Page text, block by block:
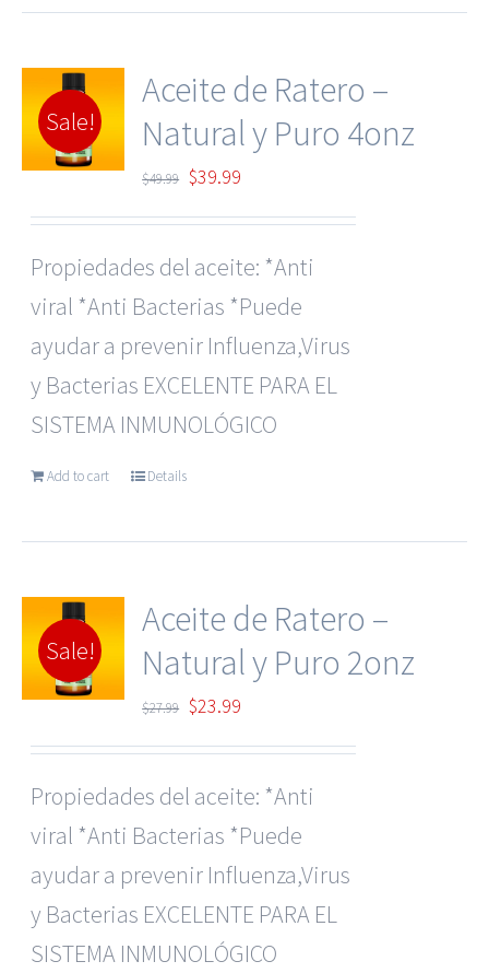
Sale!
Aceite de Ratero –
Natural y Puro 4onz
$49.99 Original
price
$49.99.
$39.99
price
$39.99.
Propiedades del aceite: *Anti
viral *Anti Bacterias *Puede
ayudar a prevenir Influenza,Virus
y Bacterias EXCELENTE PARA EL
SISTEMA INMUNOLÓGICO
Add to cart Details
Sale!
Aceite de Ratero –
Natural y Puro 2onz
$27.99 Original
price
$27.99.
$23.99
price
$23.99.
Propiedades del aceite: *Anti
viral *Anti Bacterias *Puede
ayudar a prevenir Influenza,Virus
y Bacterias EXCELENTE PARA EL
SISTEMA INMUNOLÓGICO